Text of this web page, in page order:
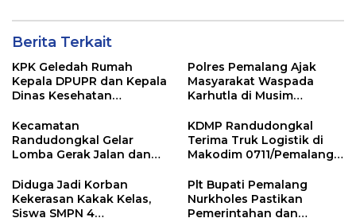
Berita Terkait
KPK Geledah Rumah
Kepala DPUPR dan Kepala
Dinas Kesehatan
Polres Pemalang Ajak
Masyarakat Waspada
Karhutla di Musim
Kecamatan
Randudongkal Gelar
Lomba Gerak Jalan dan
HUT RI ke-81
KDMP Randudongkal
Terima Truk Logistik di
Makodim 0711/Pemalang
Desa
Diduga Jadi Korban
Kekerasan Kakak Kelas,
Siswa SMPN 4
Plt Bupati Pemalang
Nurkholes Pastikan
Pemerintahan dan